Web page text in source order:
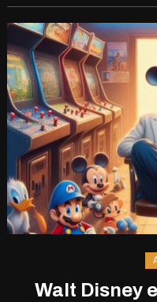
Walt Disney